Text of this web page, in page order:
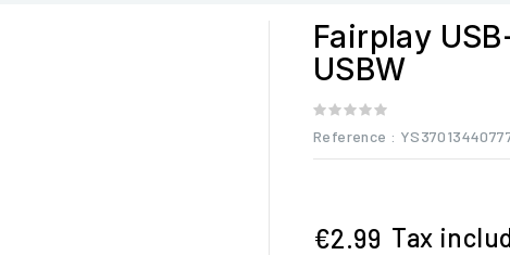
Fairplay
USBW
Reference :
€2.99 Tax